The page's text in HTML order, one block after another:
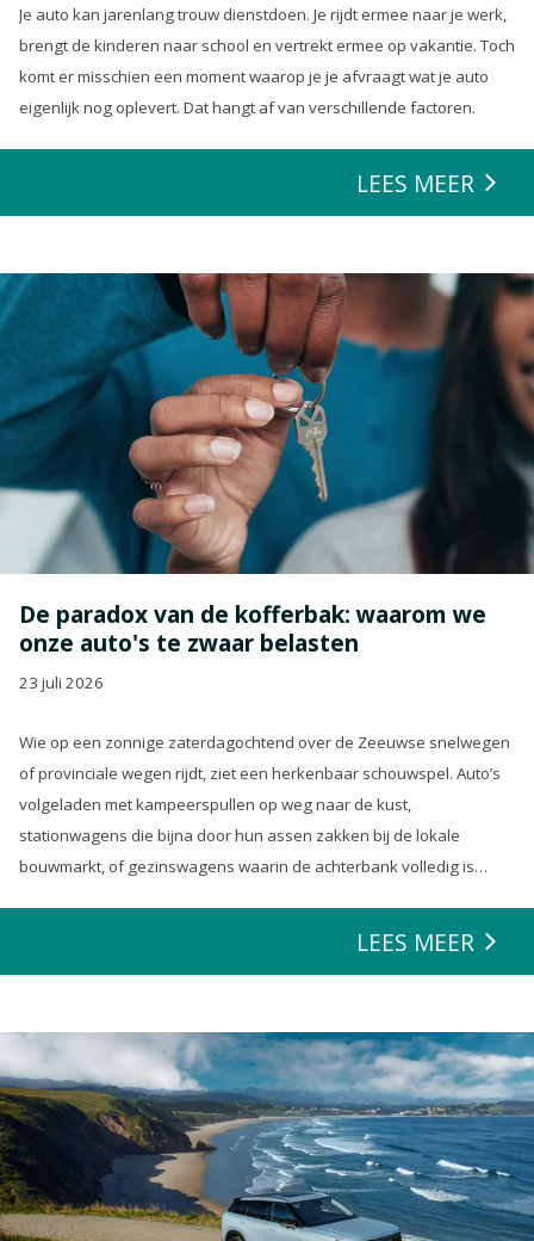
Je auto kan jarenlang trouw dienstdoen. Je rijdt ermee naar je werk,
brengt de kinderen naar school en vertrekt ermee op vakantie. Toch
komt er misschien een moment waarop je je afvraagt wat je auto
eigenlijk nog oplevert. Dat hangt af van verschillende factoren.
LEES MEER
De paradox van de kofferbak: waarom we
onze auto's te zwaar belasten
23 juli 2026
Wie op een zonnige zaterdagochtend over de Zeeuwse snelwegen
of provinciale wegen rijdt, ziet een herkenbaar schouwspel. Auto’s
volgeladen met kampeerspullen op weg naar de kust,
stationwagens die bijna door hun assen zakken bij de lokale
bouwmarkt, of gezinswagens waarin de achterbank volledig is
zeulen. We houden van onze auto’s en we verwachten dat ze alles
LEES MEER